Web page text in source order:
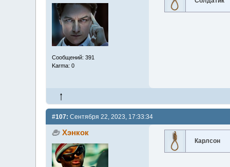
Сообщений: 391
Karma: 0
#107: Сентября 22, 2023, 17:33:34
Хэнкок
Карлсон